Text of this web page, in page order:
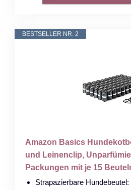
BESTSELLER NR. 2
Amazon Basics
und Leinenclip,
Packungen mit je 15
Strapazierbare